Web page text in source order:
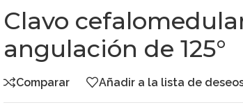
Clavo
angulación de 125°
Comparar Añadir a la lista de